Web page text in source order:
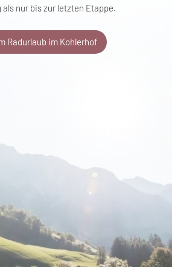
als nur bis zur letzten Etappe.
Radurlaub im Kohlerhof